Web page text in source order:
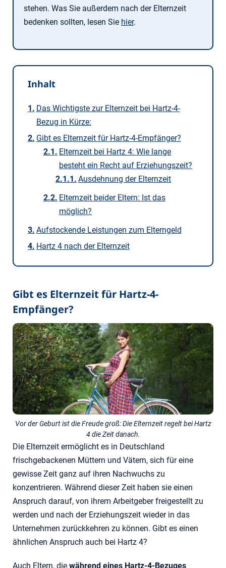
stehen. Was Sie außerdem nach der Elternzeit
bedenken sollten, lesen Sie hier.
Inhalt
Das Wichtigste zur Elternzeit bei Hartz-4-
Bezug in Kürze:
Gibt es Elternzeit für Hartz-4-Empfänger?
Elternzeit bei Hartz 4: Wie lange
besteht ein Recht auf Erziehungszeit?
Ausdehnung der Elternzeit
Elternzeit beider Eltern: Ist das
möglich?
Aufstockende Leistungen zum Elterngeld
Hartz 4 nach der Elternzeit
Gibt es Elternzeit für Hartz-4-
Empfänger?
Vor der Geburt ist die Freude groß: Die Elternzeit regelt bei Hartz
4 die Zeit danach.
Die Elternzeit ermöglicht es in Deutschland
frischgebackenen Müttern und Vätern, sich für eine
gewisse Zeit ganz auf ihren Nachwuchs zu
konzentrieren. Während dieser Zeit haben sie einen
Anspruch darauf, von ihrem Arbeitgeber freigestellt zu
werden und nach der Erziehungszeit wieder in das
Unternehmen zurückkehren zu können. Gibt es einen
ähnlichen Anspruch auch bei Hartz 4?
Auch Eltern, die während eines Hartz-4-Bezuges